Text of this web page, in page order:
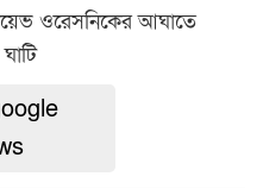
ওরেসনিকের আঘাতে